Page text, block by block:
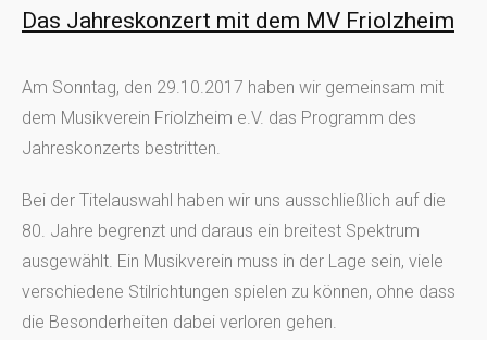
Das Jahreskonzert mit dem MV Friolzheim
Am Sonntag, den 29.10.2017 haben wir gemeinsam mit
dem Musikverein Friolzheim e.V. das Programm des
Jahreskonzerts bestritten.
Bei der Titelauswahl haben wir uns ausschließlich auf die
80. Jahre begrenzt und daraus ein breitest Spektrum
ausgewählt. Ein Musikverein muss in der Lage sein, viele
verschiedene Stilrichtungen spielen zu können, ohne dass
die Besonderheiten dabei verloren gehen.